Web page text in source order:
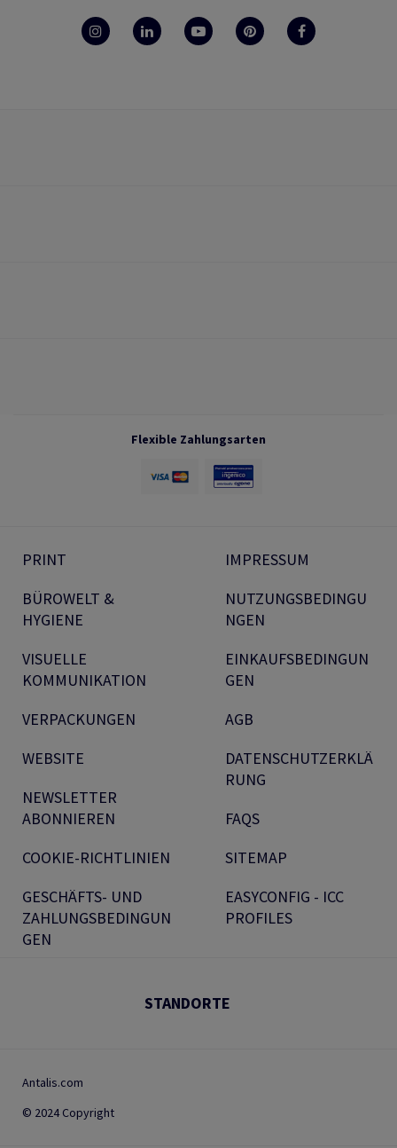
Flexible Zahlungsarten
PRINT
BÜROWELT &
HYGIENE
VISUELLE
KOMMUNIKATION
VERPACKUNGEN
WEBSITE
NEWSLETTER
ABONNIEREN
COOKIE-RICHTLINIEN
GESCHÄFTS- UND
ZAHLUNGSBEDINGUN
GEN
IMPRESSUM
NUTZUNGSBEDINGU
NGEN
EINKAUFSBEDINGUN
GEN
AGB
DATENSCHUTZERKLÄ
RUNG
FAQS
SITEMAP
EASYCONFIG - ICC
PROFILES
STANDORTE
Antalis.com
© 2024 Copyright